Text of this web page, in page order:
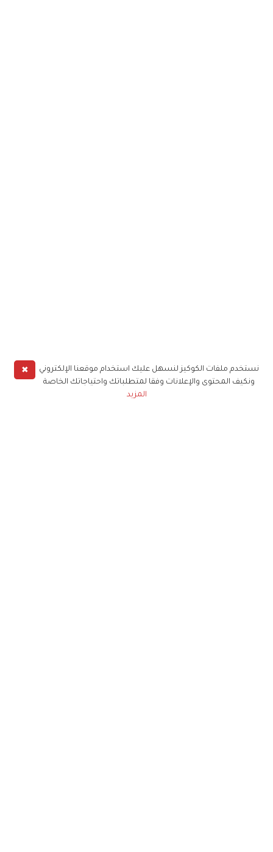
✖
نستخدم ملفات الكوكيز لنسهل عليك استخدام موقعنا الإلكتروني
ونكيف المحتوى والإعلانات وفقا لمتطلباتك واحتياجاتك الخاصة
المزيد